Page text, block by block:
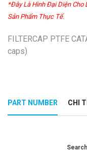
*Đây Là Hình Đại Diện Cho
Sản Phẩm Thực Tế.
FILTERCAP PTFE
caps)
PART NUMBER CHI